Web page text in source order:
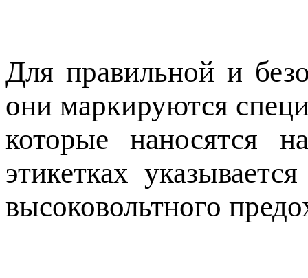
Для правильной и
они маркируются
которые наносятся
этикетках
высоковольтного